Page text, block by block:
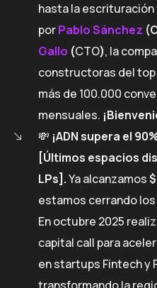
hasta la
porPablo Sánchez
Gallo (CTO), la
constructoras del top
más de 100.000
mensuales.
💸 ¡ADN supera el
[Últimos espacios
LPs].Ya alcanzamos
estamos cerrando
En octubre 2025
capital call para
en startups Fintech y